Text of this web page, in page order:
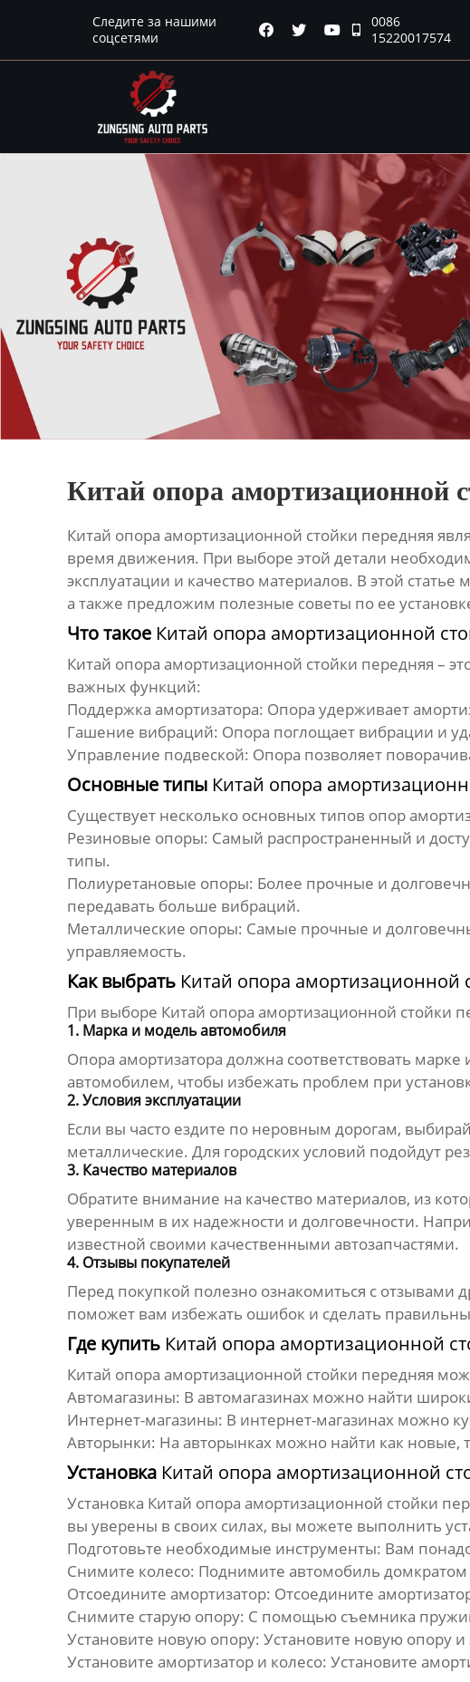
Следите за нашими
соцсетями
   
0086
15220017574
Китай опора амортизационной
Китай опора амортизационной стойки передняя
время движения. При выборе этой детали
эксплуатации и качество материалов. В этой
а также предложим полезные советы по ее
Что такое Китай опора амортизационной
Китай опора амортизационной стойки передняя –
важных функций:
Поддержка амортизатора: Опора удерживает
Гашение вибраций: Опора поглощает вибрации и
Управление подвеской: Опора позволяет
Основные типы Китай опора
Существует несколько основных типов опор
Резиновые опоры: Самый распространенный и
типы.
Полиуретановые опоры: Более прочные и
передавать больше вибраций.
Металлические опоры: Самые прочные и
управляемость.
Как выбрать Китай опора амортизационной
При выборе Китай опора амортизационной стойки
1. Марка и модель автомобиля
Опора амортизатора должна соответствовать
автомобилем, чтобы избежать проблем при
2. Условия эксплуатации
Если вы часто ездите по неровным дорогам,
металлические. Для городских условий подойдут
3. Качество материалов
Обратите внимание на качество материалов, из
уверенным в их надежности и долговечности.
известной своими качественными автозапчастями.
4. Отзывы покупателей
Перед покупкой полезно ознакомиться с отзывами
поможет вам избежать ошибок и сделать
Где купить Китай опора амортизационной
Китай опора амортизационной стойки передняя
Автомагазины: В автомагазинах можно найти
Интернет-магазины: В интернет-магазинах можно
Авторынки: На авторынках можно найти как новые,
Установка Китай опора амортизационной
Установка Китай опора амортизационной стойки
вы уверены в своих силах, вы можете выполнить
Подготовьте необходимые инструменты: Вам
Снимите колесо: Поднимите автомобиль домкратом
Отсоедините амортизатор: Отсоедините
Снимите старую опору: С помощью съемника
Установите новую опору: Установите новую опору и
Установите амортизатор и колесо: Установите